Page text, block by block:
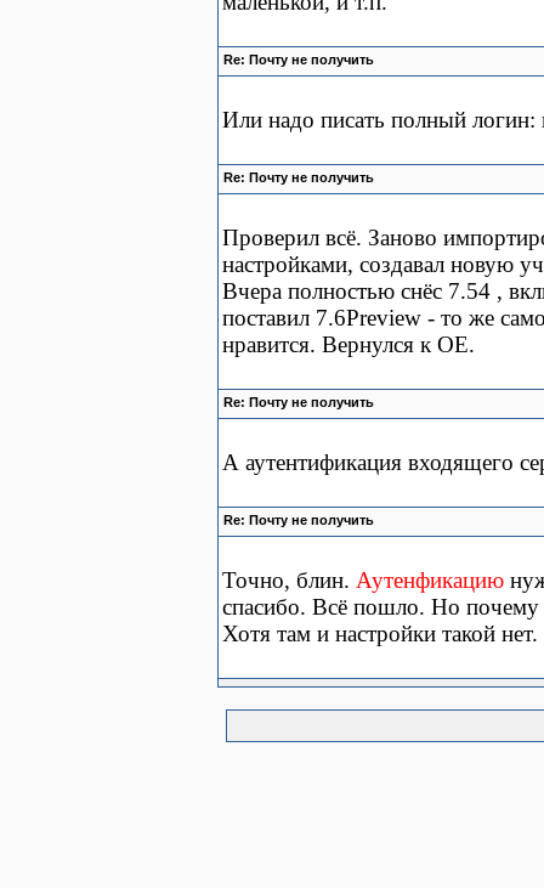
Re: Почту не получить
Или надо писать полный логин:
Re: Почту не получить
Проверил всё. Заново
настройками, создавал новую
Вчера полностью снёс 7.54 ,
поставил 7.6Preview - то же
нравится. Вернулся к OE.
Re: Почту не получить
А аутентификация входящего
Re: Почту не получить
Точно, блин. Аутенфикацию
спасибо. Всё пошло. Но почему
Хотя там и настройки такой нет.